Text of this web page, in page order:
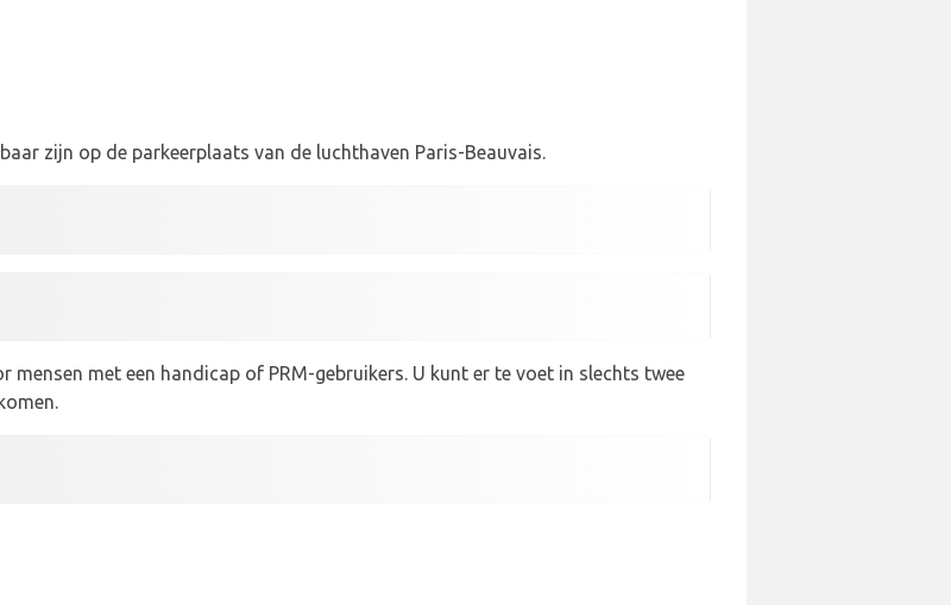
zijn op de parkeerplaats van de luchthaven Paris-Beauvais.
mensen met een handicap of PRM-gebruikers. U kunt er te voet in slechts twee